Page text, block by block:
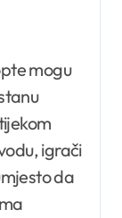
mogu
igrači
da